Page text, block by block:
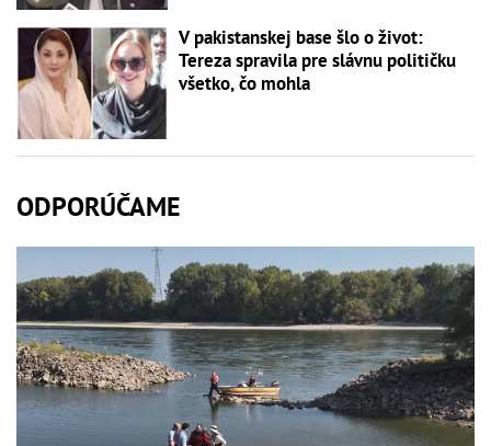
V pakistanskej base šlo o život:
Tereza spravila pre slávnu političku
všetko, čo mohla
ODPORÚČAME